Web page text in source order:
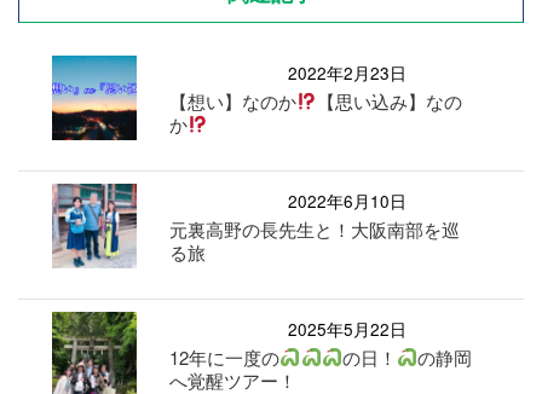
2022年2月23日
【想い】なのか
【思い込み】なの
か
2022年6月10日
元裏高野の長先生と！大阪南部を巡
る旅
2025年5月22日
12年に一度の の日！
の静岡
へ覚醒ツアー！